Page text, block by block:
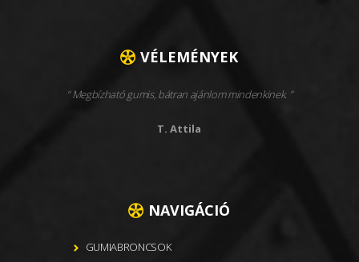
VÉLEMÉNYEK
Megbízható gumis, bátran ajánlom mindenkinek.
T. Attila
NAVIGÁCIÓ
GUMIABRONCSOK